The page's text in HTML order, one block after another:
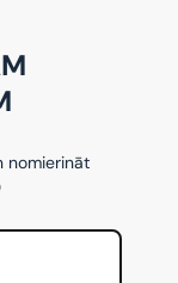
nomierināt